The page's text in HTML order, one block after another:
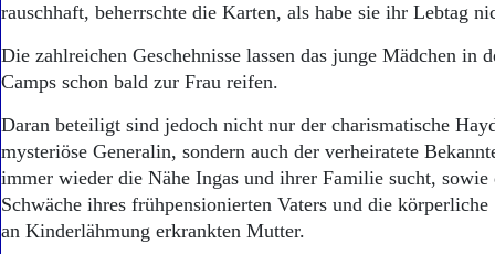
rauschhaft, beherrschte die Karten, als habe sie ihr Lebtag
Die zahlreichen Geschehnisse lassen das junge Mädchen in
Camps schon bald zur Frau reifen.
Daran beteiligt sind jedoch nicht nur der charismatische
mysteriöse Generalin, sondern auch der verheiratete
immer wieder die Nähe Ingas und ihrer Familie sucht, sowie
Schwäche ihres frühpensionierten Vaters und die
an Kinderlähmung erkrankten Mutter.